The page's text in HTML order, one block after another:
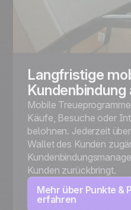
Langfristige
Kundenbindung
Mobile
Käufe, Besuche oder
belohnen. Jederzeit
Wallet des Kunden
Kunden zurückbringt.
Mehr über Punkte &
erfahren